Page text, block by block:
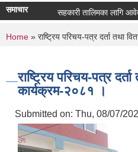
समाचार सहकारी तालिमका लागि
You are here
Home » राष्ट्रिय परिचय-पत्र दर्ता तथा
राष्ट्रिय परिचय-पत्र
कार्यक्रम-२०८१ ।
Submitted on: Thu, 08/07/